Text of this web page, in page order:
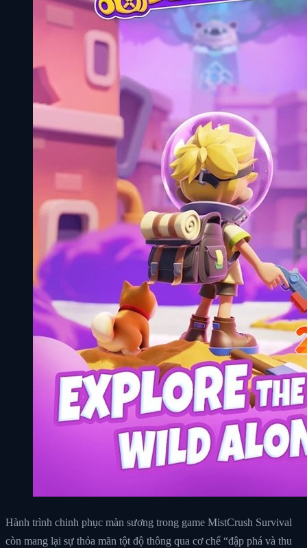
Hành trình chinh phục màn sương trong game MistCrush Survival
còn mang lại sự thỏa mãn tột độ thông qua cơ chế “đập phá và thu